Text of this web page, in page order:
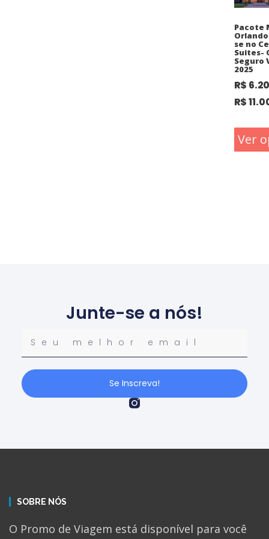
Pacote
se no
Suites-
Seguro
2025
R$
R$
Ver
Junte-se a nós!
Se Inscreva!
SOBRE NÓS
O Promo de Viagem está disponível para você